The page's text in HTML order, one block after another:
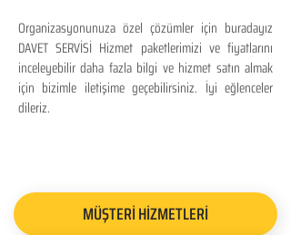
Organizasyonunuza özel çözümler için buradayız
DAVET SERVİSİ Hizmet paketlerimizi ve fiyatlarını
inceleyebilir daha fazla bilgi ve hizmet satın almak
için bizimle iletişime geçebilirsiniz. İyi eğlenceler
dileriz.
MÜŞTERİ HİZMETLERİ